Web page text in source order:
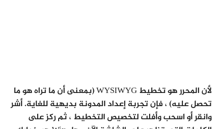
لأن المحرر هو تخطيط WYSIWYG (بمعنى أن ما تراه هو ما
تحصل عليه) ، فإن تجربة إعداد المدونة بديهية للغاية. أشر
وانقر أو اسحب وأفلت لتخصيص التخطيط ، ثم ركز على